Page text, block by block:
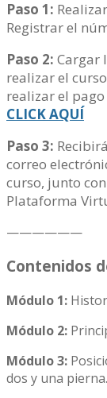
Paso 1:
Registrar el
Paso 2: Cargar
realizar el
realizar el
CLICK AQUÍ
Paso 3:
correo
curso, junto
Plataforma
——————
Contenidos
Módulo 1:
Módulo 2:
Módulo 3:
dos y una pierna.